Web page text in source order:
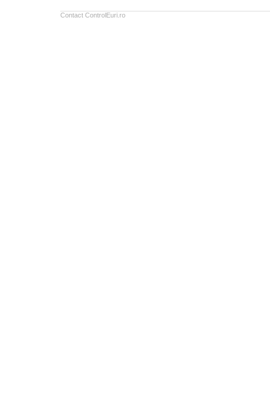
Contact ControlEuri.ro